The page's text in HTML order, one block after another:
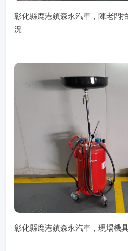
彰化縣鹿港鎮森永汽車，陳老闆
況
彰化縣鹿港鎮森永汽車，現場機